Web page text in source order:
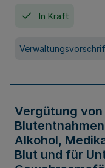
In Kraft
Vergütung
Alkohol,
Blut und für